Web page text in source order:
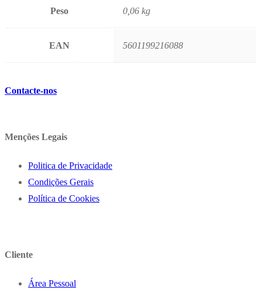
Peso 0,06 kg
EAN 5601199216088
Contacte-nos
Menções Legais
Politica de Privacidade
Condições Gerais
Política de Cookies
Cliente
Área Pessoal